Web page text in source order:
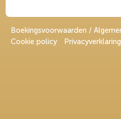
Boekingsvoorwaarden /
Cookie policy
Privacyverklaring